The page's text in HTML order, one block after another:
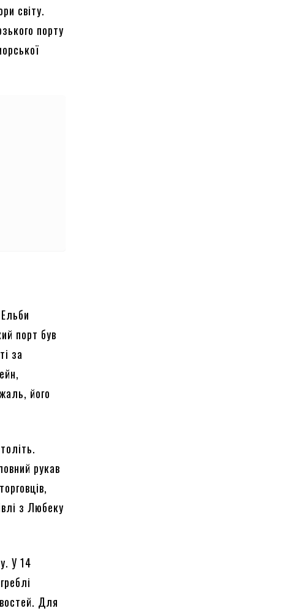
світу.
порту
порт був
за
його
рукав
з Любеку
У 14
Для